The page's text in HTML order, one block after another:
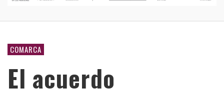
COMARCA
El acuerdo